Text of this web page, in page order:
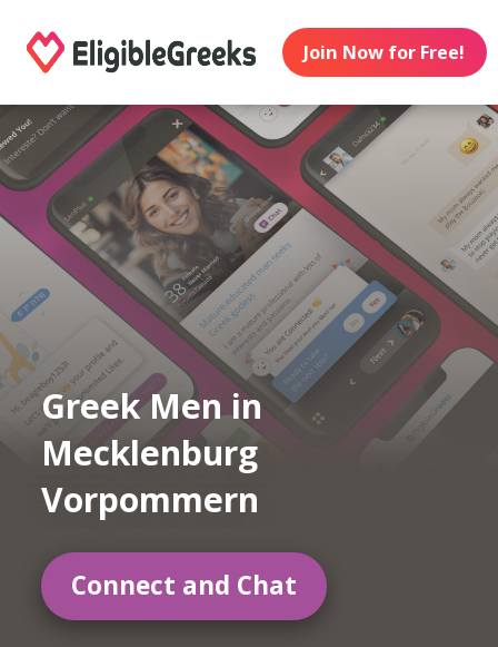
Join Now for Free!
Greek Men in
Mecklenburg
Vorpommern
Connect and Chat